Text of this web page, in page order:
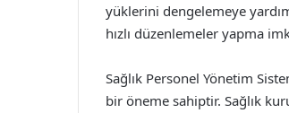
yüklerini dengelemeye
hızlı düzenlemeler yapma
Sağlık Personel Yönetim
bir öneme sahiptir. Sağlık